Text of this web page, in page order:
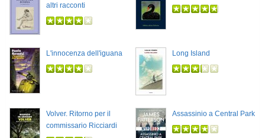
altri racconti
L'innocenza dell'iguana Long Island
Volver. Ritorno per il
commissario Ricciardi
Assassinio a Central Park